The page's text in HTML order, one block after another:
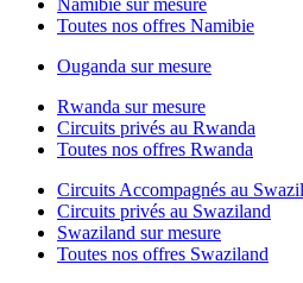
Namibie sur mesure
Toutes nos offres Namibie
Ouganda sur mesure
Rwanda sur mesure
Circuits privés au Rwanda
Toutes nos offres Rwanda
Circuits Accompagnés au
Circuits privés au Swaziland
Swaziland sur mesure
Toutes nos offres Swaziland